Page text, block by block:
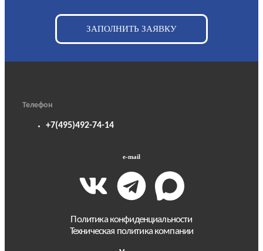
ЗАПОЛНИТЬ ЗАЯВКУ
Телефон
+7(495)492-74-14
e-mail
Политика конфиденциальности
Техническая политика компании